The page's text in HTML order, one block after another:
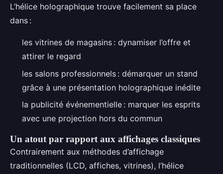
L’hélice holographique trouve facilement sa place
dans :
les vitrines de magasins : dynamiser l’offre et
attirer le regard
les salons professionnels : démarquer un stand
grâce à une présentation holographique inédite
la publicité événementielle : marquer les esprits
avec une projection hors du commun
Un atout par rapport aux affichages classiques
Contrairement aux méthodes d’affichage
traditionnelles (LCD, affiches, vitrines), l’hélice